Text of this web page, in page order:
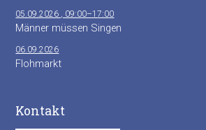
05.09.2026 , 09:00–17:00
Männer müssen Singen
06.09.2026
Flohmarkt
Kontakt